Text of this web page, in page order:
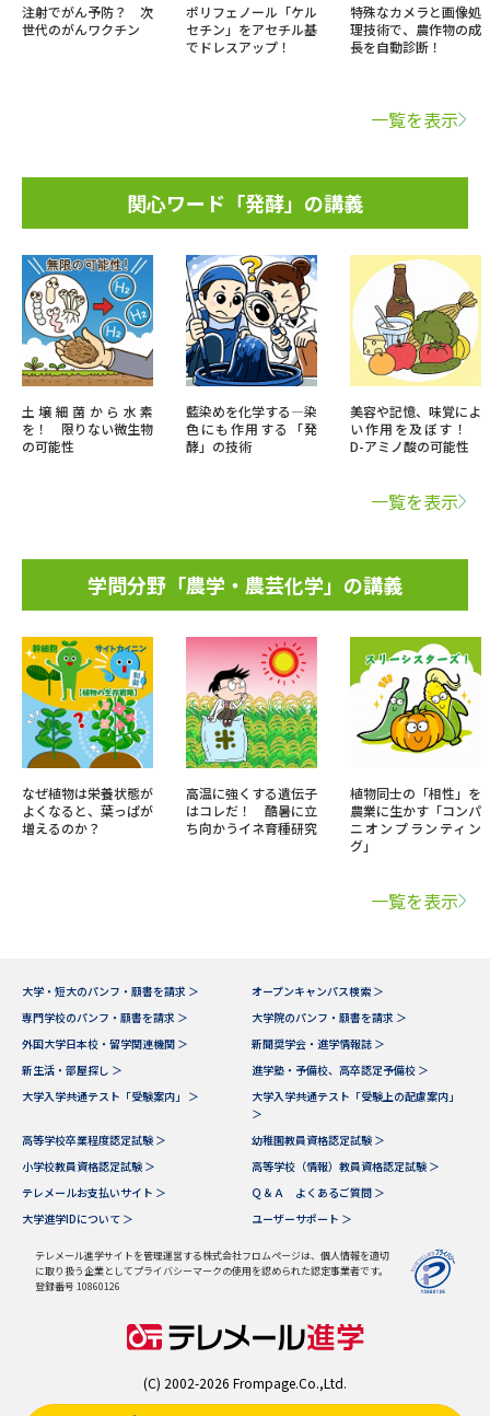
注射でがん予防？ 次
世代のがんワクチン
ポリフェノール「ケル
セチン」をアセチル基
でドレスアップ！
特殊なカメラと画像処
理技術で、農作物の成
長を自動診断！
一覧を表示
関心ワード「発酵」の講義
土壌細菌から水素
を！ 限りない微生物
の可能性
藍染めを化学する―染
色にも作用する「発
酵」の技術
美容や記憶、味覚によ
い作用を及ぼす！
D-アミノ酸の可能性
一覧を表示
学問分野「農学・農芸化学」の講義
なぜ植物は栄養状態が
よくなると、葉っぱが
増えるのか？
高温に強くする遺伝子
はコレだ！ 酷暑に立
ち向かうイネ育種研究
植物同士の「相性」を
農業に生かす「コンパ
ニオンプランティン
グ」
一覧を表示
大学・短大のパンフ・願書を請求 ＞
オープンキャンパス検索 ＞
専門学校のパンフ・願書を請求 ＞
大学院のパンフ・願書を請求 ＞
外国大学日本校・留学関連機関 ＞
新聞奨学会・進学情報誌 ＞
新生活・部屋探し ＞
進学塾・予備校、高卒認定予備校 ＞
大学入学共通テスト「受験案内」 ＞
大学入学共通テスト「受験上の配慮案内」
＞
高等学校卒業程度認定試験 ＞
幼稚園教員資格認定試験 ＞
小学校教員資格認定試験 ＞
高等学校（情報）教員資格認定試験 ＞
テレメールお支払いサイト ＞
Ｑ＆Ａ よくあるご質問 ＞
大学進学IDについて ＞
ユーザーサポート ＞
テレメール進学サイトを管理運営する株式会社フロムページは、個人情報を適切
に取り扱う企業としてプライバシーマークの使用を認められた認定事業者です。
登録番号 10860126
(C) 2002-2026 Frompage.Co.,Ltd.